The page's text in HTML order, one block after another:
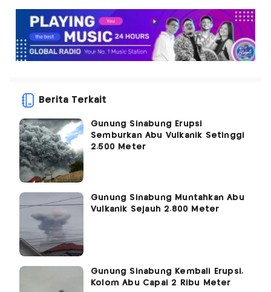
Berita Terkait
Gunung Sinabung Erupsi
Semburkan Abu Vulkanik Setinggi
2.500 Meter
Gunung Sinabung Muntahkan Abu
Vulkanik Sejauh 2.800 Meter
Gunung Sinabung Kembali Erupsi,
Kolom Abu Capai 2 Ribu Meter